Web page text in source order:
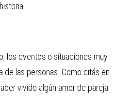
los eventos o situaciones muy
de las personas. Como citás en
vivido algún amor de pareja.